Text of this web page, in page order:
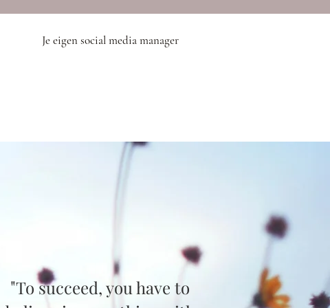
Je eigen social media manager
"To succeed, you have to